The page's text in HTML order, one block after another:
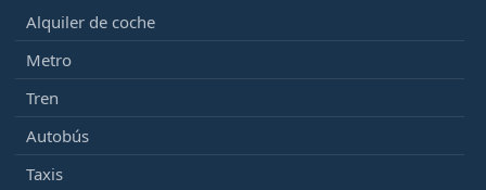
Alquiler de coche
Metro
Tren
Autobús
Taxis